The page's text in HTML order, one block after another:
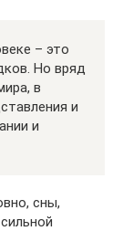
– это
Но вряд
в
и
и
сны,